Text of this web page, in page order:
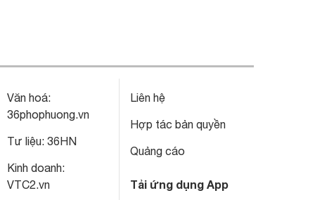
Văn hoá:
36phophuong.vn
Tư liệu: 36HN
Kinh doanh:
VTC2.vn
Liên hệ
Hợp tác bản quyền
Quảng cáo
Tải ứng dụng App